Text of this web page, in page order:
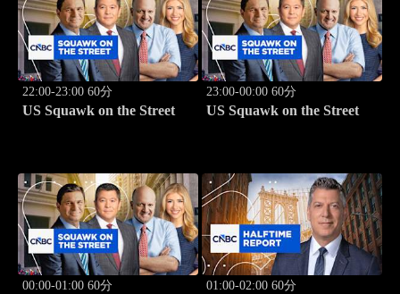
22:00-23:00 60分
US Squawk on the Street
23:00-00:00 60分
US Squawk on the Street
00:00-01:00 60分 01:00-02:00 60分